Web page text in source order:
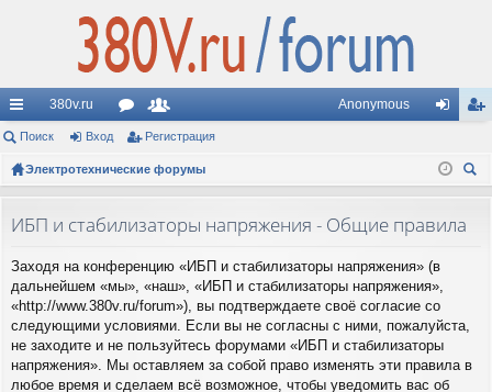
с
ы
и
380v.ru
ор
ум
ол
ьз
ат
ел
и
Anonymous
д ис
Поиск Вход Регистрация
Электротехнические форумы
ИБП и стабилизаторы напряжения - Общие правила
Заходя на конференцию «ИБП и стабилизаторы напряжения» (в
дальнейшем «мы», «наш», «ИБП и стабилизаторы напряжения»,
«http://www.380v.ru/forum»), вы подтверждаете своё согласие со
следующими условиями. Если вы не согласны с ними, пожалуйста,
не заходите и не пользуйтесь форумами «ИБП и стабилизаторы
напряжения». Мы оставляем за собой право изменять эти правила в
любое время и сделаем всё возможное, чтобы уведомить вас об